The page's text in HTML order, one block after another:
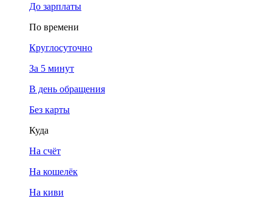
До зарплаты
По времени
Круглосуточно
За 5 минут
В день обращения
Без карты
Куда
На счёт
На кошелёк
На киви